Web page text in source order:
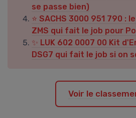
se passe bien)
⭐ SACHS 3000 951 790 :
ZMS qui fait le job pour
✨ LUK 602 0007 00 Kit
DSG7 qui fait le job si on
Voir le